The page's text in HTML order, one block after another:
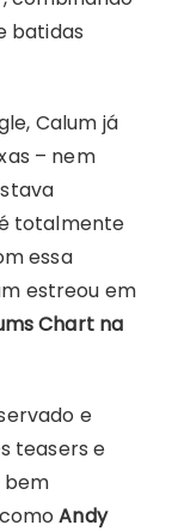
batidas
Calum já
– nem
totalmente
essa
estreou em
Chart na
e
teasers e
bem
Andy